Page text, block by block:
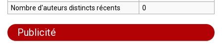
Nombre d'auteurs distincts récents 0
Publicité